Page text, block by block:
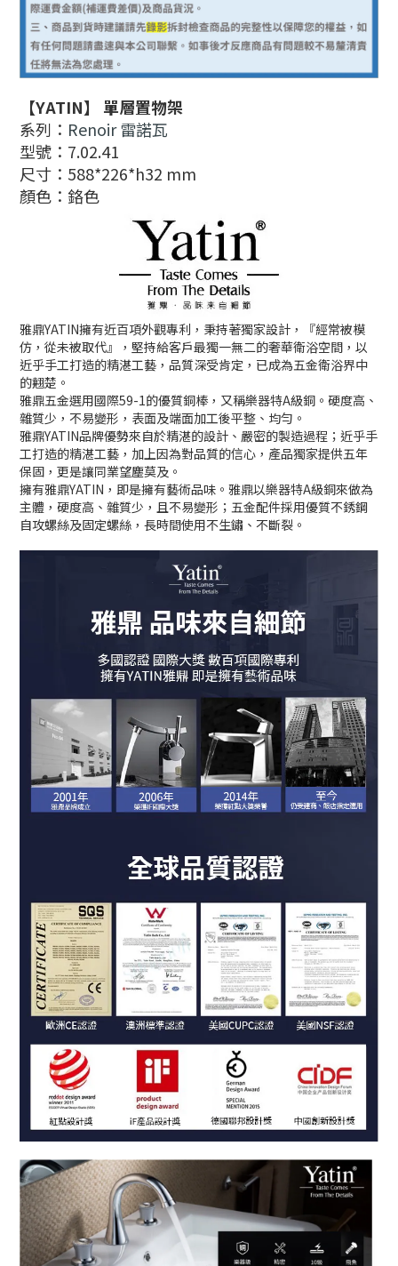
【YATIN】 單層置物架
系列： Renoir 雷諾瓦
型號：7.02.41
尺寸：588*226*h32 mm
顏色：鉻色
雅鼎YATIN擁有近百項外觀專利，秉持著獨家設計，『經常被模
仿，從未被取代』，堅持給客戶最獨一無二的奢華衛浴空間，以
近乎手工打造的精湛工藝，品質深受肯定，已成為五金衛浴界中
的翹楚。
雅鼎五金選用國際59-1的優質銅棒，又稱樂器特A級銅。硬度高、
雜質少，不易變形，表面及端面加工後平整、均勻。
雅鼎YATIN品牌優勢來自於精湛的設計、嚴密的製造過程；近乎手
工打造的精湛工藝，加上因為對品質的信心，產品獨家提供五年
保固，更是讓同業望塵莫及。
擁有雅鼎YATIN，即是擁有藝術品味。 雅鼎以樂器特A級銅來做為
主體，硬度高、雜質少，且不易變形；五金配件採用優質不銹鋼
自攻螺絲及固定螺絲，長時間使用不生鏽、不斷裂。